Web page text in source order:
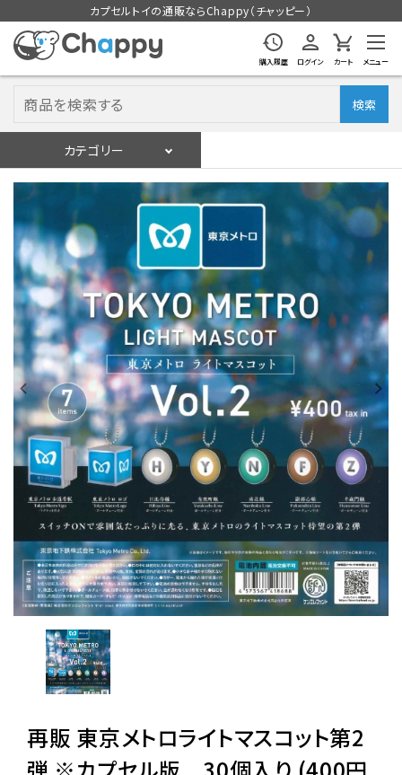
カプセルトイの通販ならChappy（チャッピー）
購入履歴 ログイン カート メニュー
検索
カテゴリー
ログイン 会員登録
入荷スケジュールをチェック
カプセルトイマシン本体
カプセルトイ
販促用空カプセル
レンタル
景品・玩具・文具
販促用カプセルトイ
06-6282-7659
再販 東京メトロライトマスコット第2